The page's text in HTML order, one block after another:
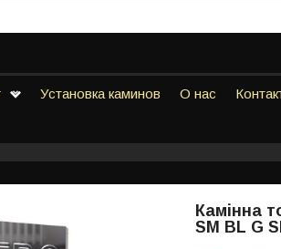
Установка каминов О нас
Камінна
SM BL G